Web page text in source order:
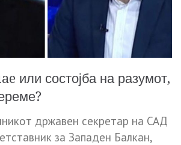
или состојба на разумот,
државен секретар на САД
за Западен Балкан,